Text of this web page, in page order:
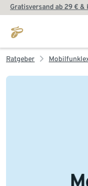
Gratisversand ab 29 € &
Ratgeber